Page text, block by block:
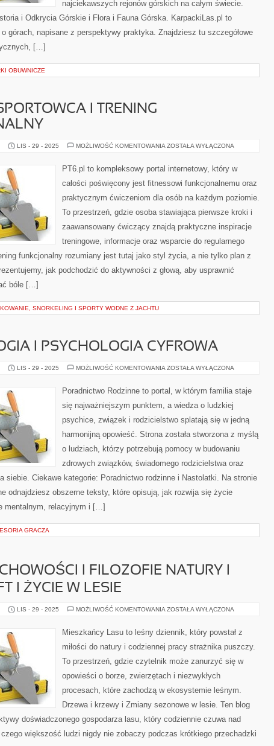
najciekawszych rejonów górskich na całym świecie.
i Odkrycia Górskie i Flora i Fauna Górska. KarpackiLas.pl to
górach, napisane z perspektywy praktyka. Znajdziesz tu szczegółowe
[…]
OBUWNICZE
I TRENING
LIS - 29 - 2025 MOŻLIWOŚĆ KOMENTOWANIA MINDSET
TRENING
FUNKCJONALNY
ZOSTAŁA WYŁĄCZONA
PT6.pl to kompleksowy portal internetowy, który w
całości poświęcony jest fitnessowi funkcjonalnemu oraz
praktycznym ćwiczeniom dla osób na każdym poziomie.
To przestrzeń, gdzie osoba stawiająca pierwsze kroki i
zaawansowany ćwiczący znajdą praktyczne inspiracje
treningowe, informacje oraz wsparcie do regularnego
funkcjonalny rozumiany jest tutaj jako styl życia, a nie tylko plan z
jak podchodzić do aktywności z głową, aby usprawnić
bóle […]
SNORKELING I SPORTY WODNE Z JACHTU
I PSYCHOLOGIA CYFROWA
LIS - 29 - 2025 MOŻLIWOŚĆ KOMENTOWANIA SEKSUOLOGIA
CYFROWA
ZOSTAŁA WYŁĄCZONA
Poradnictwo Rodzinne to portal, w którym familia staje
się najważniejszym punktem, a wiedza o ludzkiej
psychice, związek i rodzicielstwo splatają się w jedną
harmonijną opowieść. Strona została stworzona z myślą
o ludziach, którzy potrzebują pomocy w budowaniu
zdrowych związków, świadomego rodzicielstwa oraz
siebie. Ciekawe kategorie: Poradnictwo rodzinne i Nastolatki. Na stronie
odnajdziesz obszerne teksty, które opisują, jak rozwija się życie
mentalnym, relacyjnym i […]
GRACZA
I FILOZOFIE NATURY I
I ŻYCIE W LESIE
LIS - 29 - 2025 MOŻLIWOŚĆ KOMENTOWANIA LEŚNE
FILOZOFIE
NATURY
BUSHCRAFT
ŻYCIE
LESIE
ZOSTAŁA WYŁĄCZONA
Mieszkańcy Lasu to leśny dziennik, który powstał z
miłości do natury i codziennej pracy strażnika puszczy.
To przestrzeń, gdzie czytelnik może zanurzyć się w
opowieści o borze, zwierzętach i niezwykłych
procesach, które zachodzą w ekosystemie leśnym.
Drzewa i krzewy i Zmiany sezonowe w lesie. Ten blog
doświadczonego gospodarza lasu, który codziennie czuwa nad
czego większość ludzi nigdy nie zobaczy podczas krótkiego przechadzki